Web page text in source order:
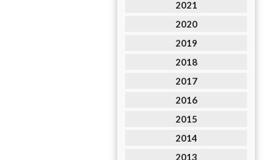
2021
2020
2019
2018
2017
2016
2015
2014
2013